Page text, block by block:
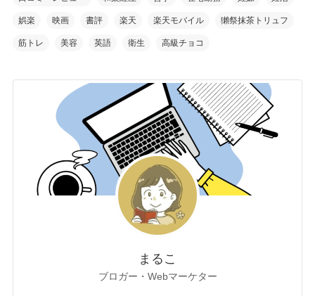
娯楽 映画 書評 楽天 楽天モバイル 獺祭抹茶トリュフ
筋トレ 美容 英語 衛生 高級チョコ
まるこ
ブロガー・Webマーケター